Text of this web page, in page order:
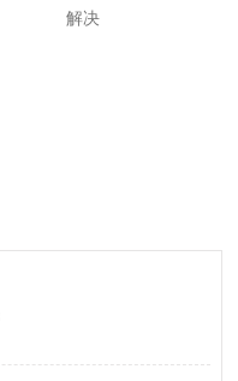
解决